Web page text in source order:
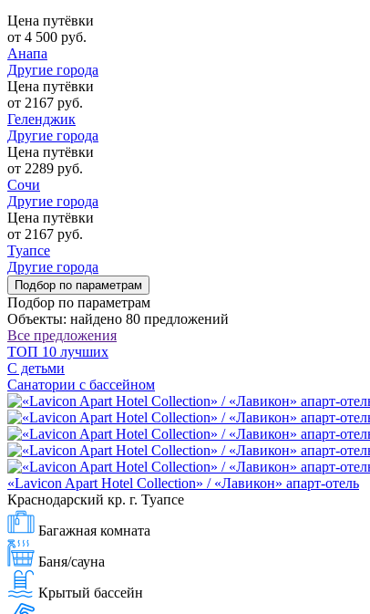
Цена путёвки
от 4 500 руб.
Анапа
Другие города
Цена путёвки
от 2167 руб.
Геленджик
Другие города
Цена путёвки
от 2289 руб.
Сочи
Другие города
Цена путёвки
от 2167 руб.
Туапсе
Другие города
Подбор по параметрам
Подбор по параметрам
Объекты: найдено 80 предложений
Все предложения
ТОП 10 лучших
С детьми
Санатории с бассейном
«Lavicon Apart Hotel Collection» / «Лавикон» апарт-отель
Краснодарский кр. г. Туапсе
Багажная комната
Баня/сауна
Крытый бассейн